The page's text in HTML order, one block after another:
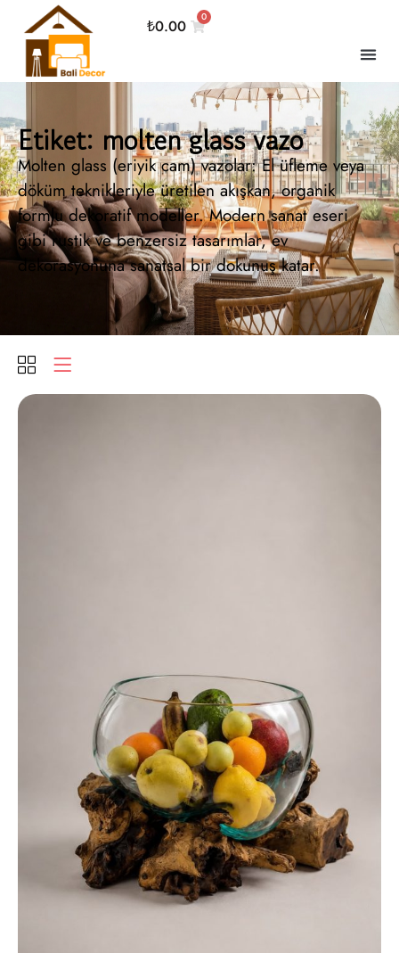
₺0.00 0
Etiket: molten glass vazo
Molten glass (eriyik cam) vazolar: El üfleme veya
döküm teknikleriyle üretilen akışkan, organik
formlu dekoratif modeller. Modern sanat eseri
gibi rustik ve benzersiz tasarımlar, ev
dekorasyonuna sanatsal bir dokunuş katar.